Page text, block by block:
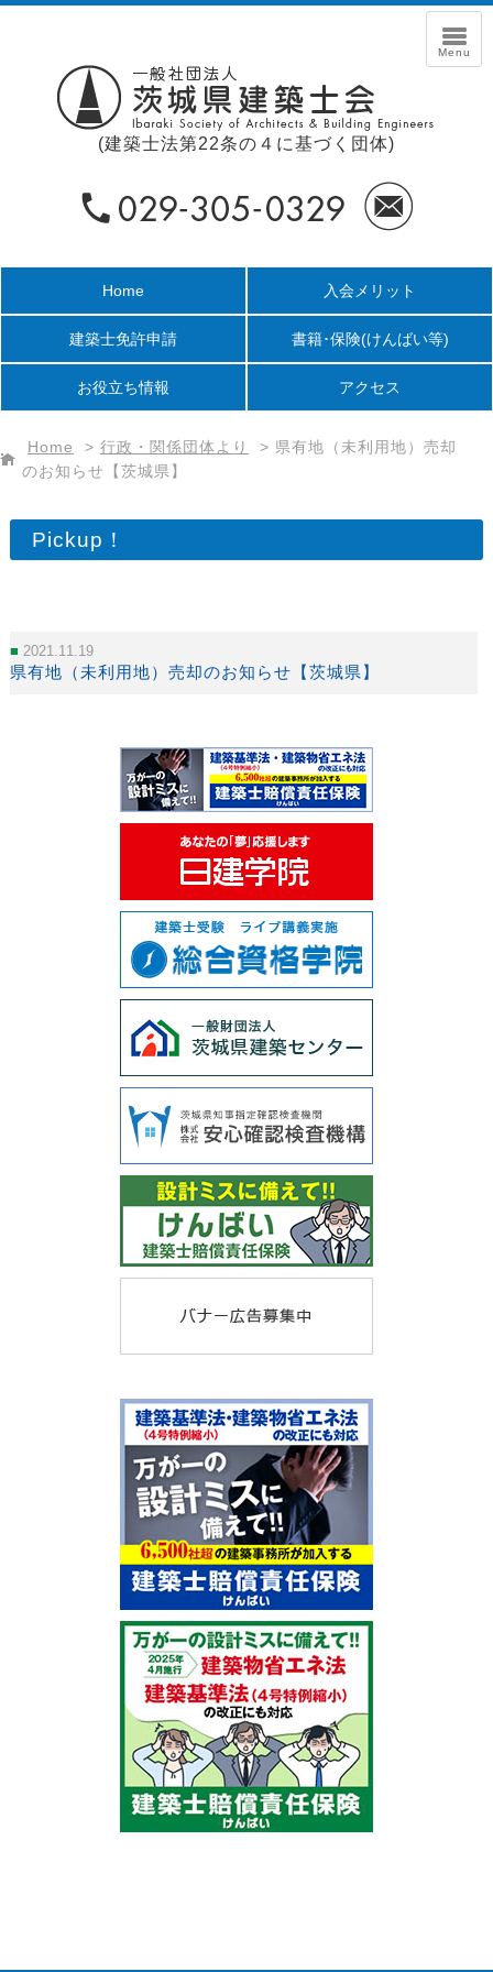
(建築士法第22条の４に基づく団体)
Home 入会メリット
建築士免許申請 書籍･保険(けんばい等)
お役立ち情報 アクセス
Home > 行政・関係団体より > 県有地（未利用地）売却
のお知らせ【茨城県】
Pickup！
2021.11.19
県有地（未利用地）売却のお知らせ【茨城県】